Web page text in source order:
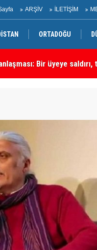
ARŞİV İLETİŞİM
ORTADOĞU
Önemli Güvenlik